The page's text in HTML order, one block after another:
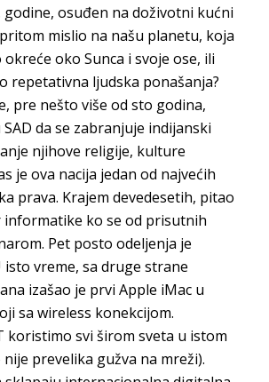
godine, osuđen na doživotni kućni
mislio na našu planetu, koja
oko Sunca i svoje ose, ili
repetativna ljudska ponašanja?
pre nešto više od sto godina,
da se zabranjuje indijanski
njihove religije, kulture
je ova nacija jedan od najvećih
prava. Krajem devedesetih, pitao
informatike ko se od prisutnih
Pet posto odeljenja je
vreme, sa druge strane
izašao je prviApple iMac u
sawireless konekcijom.
koristimo svi širom sveta u istom
prevelika gužva na mreži).